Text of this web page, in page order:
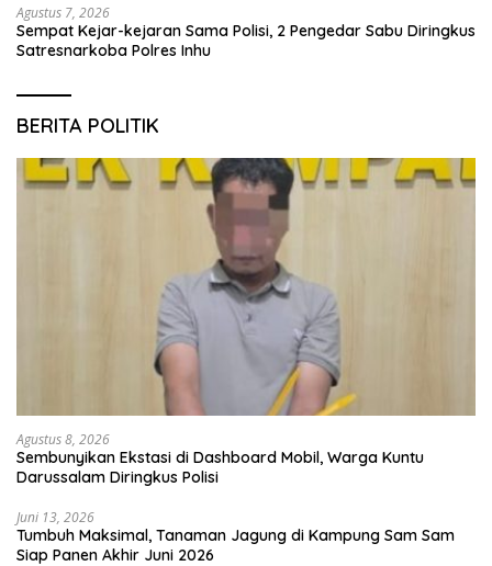
Agustus 7, 2026
Sempat Kejar-kejaran Sama Polisi, 2 Pengedar Sabu Diringkus
Satresnarkoba Polres Inhu
BERITA POLITIK
Agustus 8, 2026
Sembunyikan Ekstasi di Dashboard Mobil, Warga Kuntu
Darussalam Diringkus Polisi
Juni 13, 2026
Tumbuh Maksimal, Tanaman Jagung di Kampung Sam Sam
Siap Panen Akhir Juni 2026